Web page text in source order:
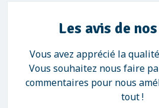
Les avis de
Vous avez apprécié la
Vous souhaitez nous faire
commentaires pour nous
tout !